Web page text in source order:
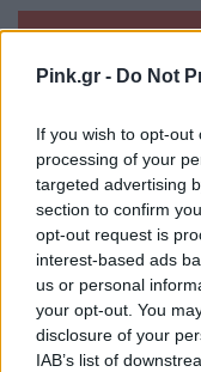
Pink.gr - Do Not
If you wish to opt-
processing of your
targeted advertising
section to confirm
opt-out request is
interest-based ads
us or personal
your opt-out. You
disclosure of your
IAB’s list of
Τι
κάποιον που
Ένα καλό σετ από
περικάρπια
αρθρώσεις σε
επίσης
με μαξιλαράκια